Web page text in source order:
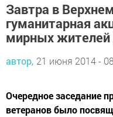
Завтра в
гуманитарная
мирных жителей
автор, 21 июня 2014 -
Очередное заседание
ветеранов было